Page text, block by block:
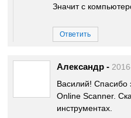
Значит с
Ответить
Александр -
Василий! Спасибо
Online Scanner.
инструментах.